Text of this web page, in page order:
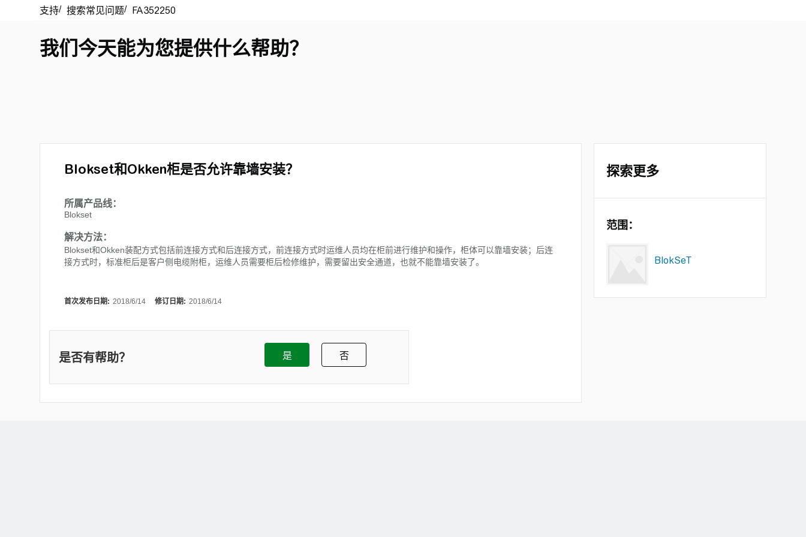
我们今天能为您提供什么帮助？
Blokset和Okken柜是否允许靠墙安装？
所属产品线：
Blokset
解决方法：
Blokset和Okken装配方式包括前连接方式和后连接方式，前连接方式时运维人员均在柜前进行维护和操作，柜体可以靠墙安装；后连
接方式时，标准柜后是客户侧电缆附柜，运维人员需要柜后检修维护，需要留出安全通道，也就不能靠墙安装了。
首次发布日期: 2018/6/14 修订日期: 2018/6/14
是否有帮助？
探索更多
范围：
BlokSeT